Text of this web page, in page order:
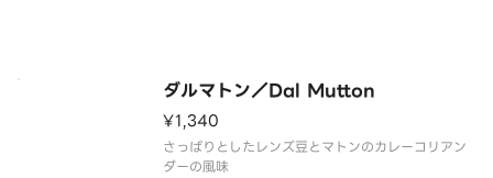
ダルマトン／Dal Mutton
¥1,340
さっぱりとしたレンズ豆とマトンのカレーコリアン
ダーの風味